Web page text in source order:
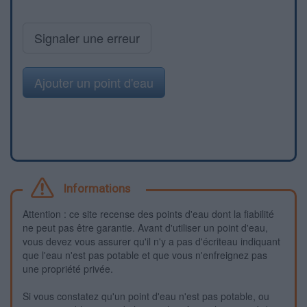
Signaler une erreur
Ajouter un point d'eau
Informations
Attention : ce site recense des points d'eau dont la fiabilité
ne peut pas être garantie. Avant d'utiliser un point d'eau,
vous devez vous assurer qu'il n'y a pas d'écriteau indiquant
que l'eau n'est pas potable et que vous n'enfreignez pas
une propriété privée.
Si vous constatez qu'un point d'eau n'est pas potable, ou